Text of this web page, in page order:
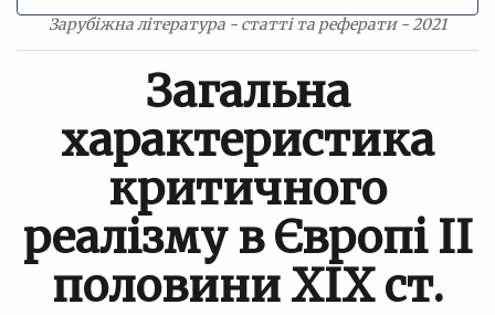
Зарубіжна література - статті та реферати - 2021
Загальна
характеристика
критичного
реалізму в Європі II
половини XIX ст.